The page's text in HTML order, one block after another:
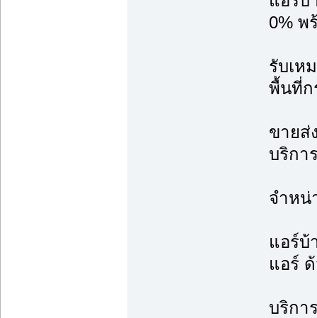
0% พ
รับเห
พื้นที่ก
ขายส่
บริกา
จำหน่
แอร์บ้
แอร์
บริกา